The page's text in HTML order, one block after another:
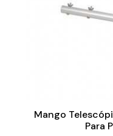
Mango
Para